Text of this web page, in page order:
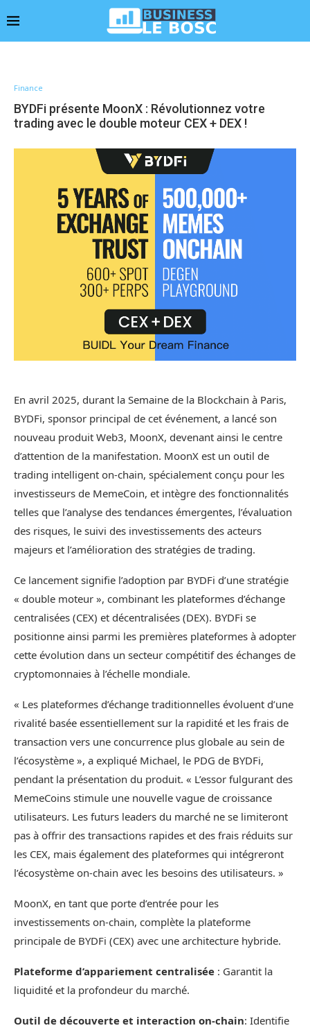
Finance
BYDFi présente MoonX : Révolutionnez votre
trading avec le double moteur CEX + DEX !
En avril 2025, durant la Semaine de la Blockchain à Paris,
BYDFi, sponsor principal de cet événement, a lancé son
nouveau produit Web3, MoonX, devenant ainsi le centre
d’attention de la manifestation. MoonX est un outil de
trading intelligent on-chain, spécialement conçu pour les
investisseurs de MemeCoin, et intègre des fonctionnalités
telles que l’analyse des tendances émergentes, l’évaluation
des risques, le suivi des investissements des acteurs
majeurs et l’amélioration des stratégies de trading.
Ce lancement signifie l’adoption par BYDFi d’une stratégie
« double moteur », combinant les plateformes d’échange
centralisées (CEX) et décentralisées (DEX). BYDFi se
positionne ainsi parmi les premières plateformes à adopter
cette évolution dans un secteur compétitif des échanges de
cryptomonnaies à l’échelle mondiale.
« Les plateformes d’échange traditionnelles évoluent d’une
rivalité basée essentiellement sur la rapidité et les frais de
transaction vers une concurrence plus globale au sein de
l’écosystème », a expliqué Michael, le PDG de BYDFi,
pendant la présentation du produit. « L’essor fulgurant des
MemeCoins stimule une nouvelle vague de croissance
utilisateurs. Les futurs leaders du marché ne se limiteront
pas à offrir des transactions rapides et des frais réduits sur
les CEX, mais également des plateformes qui intégreront
l’écosystème on-chain avec les besoins des utilisateurs. »
MoonX, en tant que porte d’entrée pour les
investissements on-chain, complète la plateforme
principale de BYDFi (CEX) avec une architecture hybride.
Plateforme d’appariement centralisée : Garantit la
liquidité et la profondeur du marché.
Outil de découverte et interaction on-chain: Identifie